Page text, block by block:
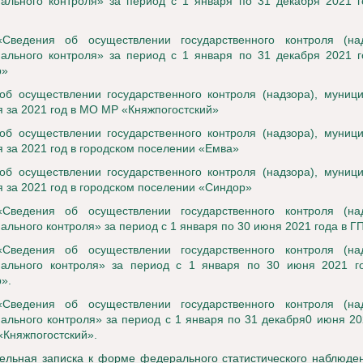
об осуществлении государственного контроля
контроля» за период с 1 января по 31 декабря 2021
осуществлении государственного контроля (надзора),
за 2021 год в МО МР «Княжпогостский»
осуществлении государственного контроля (надзора),
за 2021 год в городском поселении «Емва»
осуществлении государственного контроля (надзора),
за 2021 год в городском поселении «Синдор»
об осуществлении государственного контроля
контроля» за период с 1 января по 30 июня 2021 года в
об осуществлении государственного контроля
контроля» за период с 1 января по 30 июня 2021
об осуществлении государственного контроля
контроля» за период с 1 января по 31 декабря0 июня
записка к форме федерального статистического